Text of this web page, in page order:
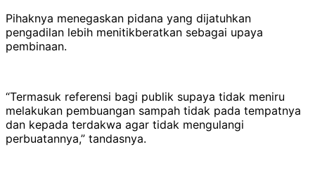
Pihaknya menegaskan pidana yang dijatuhkan
pengadilan lebih menitikberatkan sebagai upaya
pembinaan.
“Termasuk referensi bagi publik supaya tidak meniru
melakukan pembuangan sampah tidak pada tempatnya
dan kepada terdakwa agar tidak mengulangi
perbuatannya,” tandasnya.